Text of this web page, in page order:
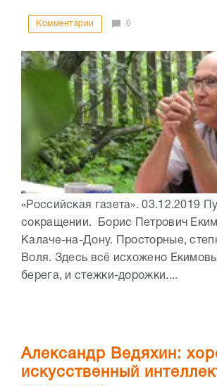
Комментарии 0
«Российская газета». 03.12.2019
сокращении. Борис Петрович
Калаче-на-Дону. Просторные,
Воля. Здесь всё исхожено
берега, и стежки-дорожки....
Александр Ведяхин:
искусственный